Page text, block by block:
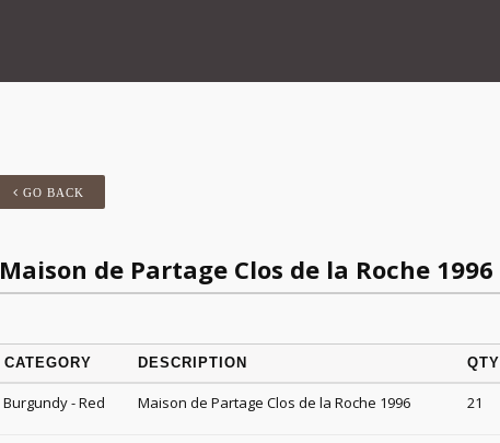
GO BACK
Maison de Partage Clos de la Roche 1996
CATEGORY DESCRIPTION QTY
Burgundy - Red Maison de Partage Clos de la Roche 1996 21